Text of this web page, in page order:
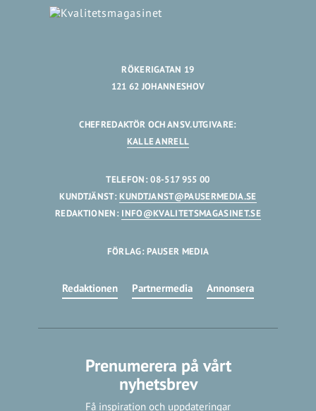
RÖKERIGATAN 19
121 62 JOHANNESHOV
CHEFREDAKTÖR OCH ANSV.UTGIVARE:
KALLE ANRELL
TELEFON: 08-517 955 00
KUNDTJÄNST:KUNDTJANST@PAUSERMEDIA.SE
REDAKTIONEN: INFO@KVALITETSMAGASINET.SE
FÖRLAG: PAUSER MEDIA
Redaktionen Partnermedia Annonsera
Prenumerera på vårt
nyhetsbrev
Få inspiration och uppdateringar